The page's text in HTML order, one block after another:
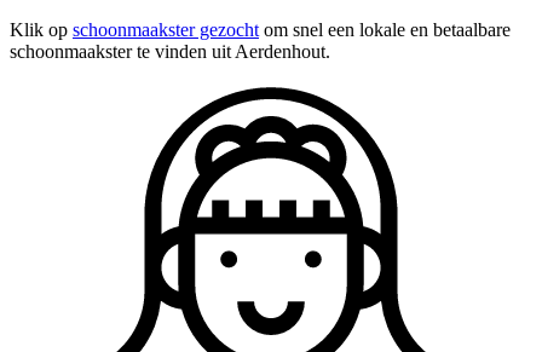
Klik op schoonmaakster gezocht om snel een lokale en betaalbare
schoonmaakster te vinden uit Aerdenhout.